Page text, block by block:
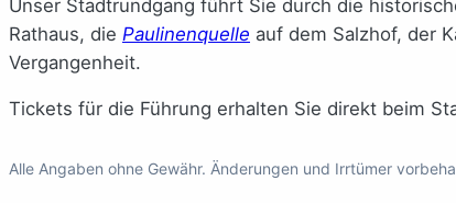
Unser Stadtrundgang führt Sie durch die
Rathaus, die Paulinenquelle auf dem Salzhof, der
Vergangenheit.
Tickets für die Führung erhalten Sie direkt beim
Alle Angaben ohne Gewähr. Änderungen und Irrtümer